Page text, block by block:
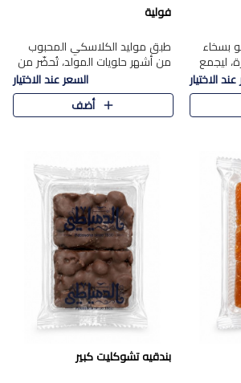
بسخاء
ليجمع
الجوز
الاختيار
فولية
طبق موليد الكلاسكي المحبوب
من أشهر حلويات المولد، تُحضّر من
فول سوداني محمص بعناية
ومغلف بطبقة رقيقة من السكر
المكرمل، لتمنحك قرمشة أصيلة
السعر عند الاختيار
أضف
بندقيه تشوكليت كبير